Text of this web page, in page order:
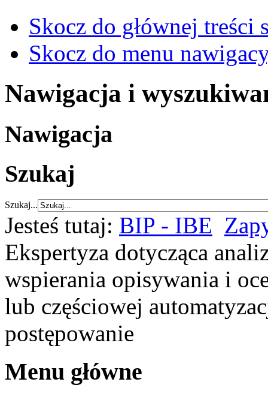
Skocz do głównej treści
Skocz do menu
Nawigacja i
Nawigacja
Szukaj
Szukaj...
Jesteś tutaj: BIP - IBE
Ekspertyza dotycząca
wspierania opisywania i
lub częściowej
postępowanie
Menu główne